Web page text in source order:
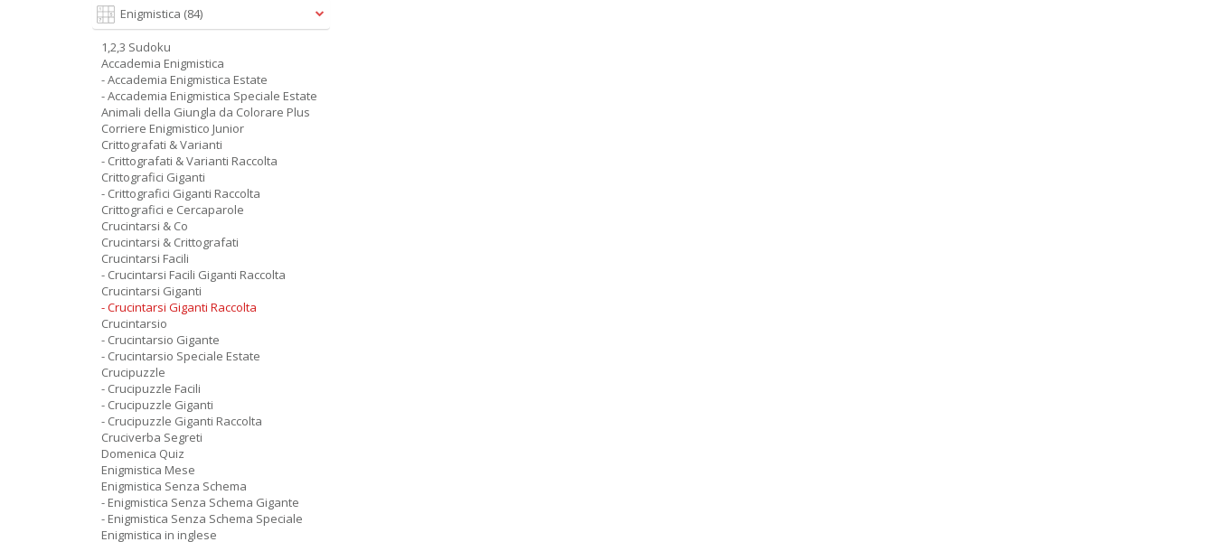
Enigmistica (84)
1,2,3 Sudoku
Accademia Enigmistica
- Accademia Enigmistica Estate
- Accademia Enigmistica Speciale Estate
Animali della Giungla da Colorare Plus
Corriere Enigmistico Junior
Crittografati & Varianti
- Crittografati & Varianti Raccolta
Crittografici Giganti
- Crittografici Giganti Raccolta
Crittografici e Cercaparole
Crucintarsi & Co
Crucintarsi & Crittografati
Crucintarsi Facili
- Crucintarsi Facili Giganti Raccolta
Crucintarsi Giganti
- Crucintarsi Giganti Raccolta
Crucintarsio
- Crucintarsio Gigante
- Crucintarsio Speciale Estate
Crucipuzzle
- Crucipuzzle Facili
- Crucipuzzle Giganti
- Crucipuzzle Giganti Raccolta
Cruciverba Segreti
Domenica Quiz
Enigmistica Mese
Enigmistica Senza Schema
- Enigmistica Senza Schema Gigante
- Enigmistica Senza Schema Speciale
Enigmistica in inglese